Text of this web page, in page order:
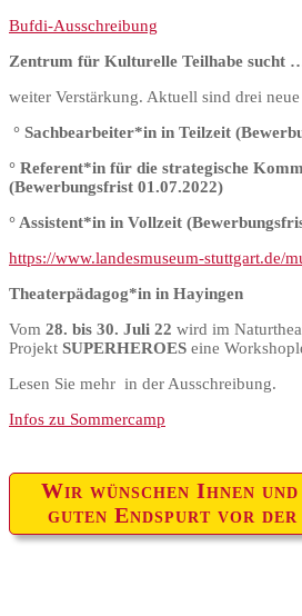
Bufdi-Ausschreibung
Zentrum für Kulturelle Teilhabe sucht
weiter Verstärkung. Aktuell sind drei neue
° Sachbearbeiter*in in Teilzeit
° Referent*in für die strategische
(Bewerbungsfrist 01.07.2022)
° Assistent*in in Vollzeit
https://www.landesmuseum-stuttgart.de/
Theaterpädagog*in in Hayingen
Vom 28. bis 30. Juli 22 wird im
Projekt SUPERHEROES eine
Lesen Sie mehr in der Ausschreibung.
Infos zu Sommercamp
Wir wünschen Ihnen und
guten Endspurt vor der